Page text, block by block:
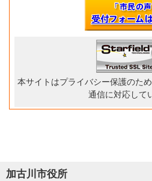
本サイトはプライバシー保護のた
通信に対応して
加古川市役所